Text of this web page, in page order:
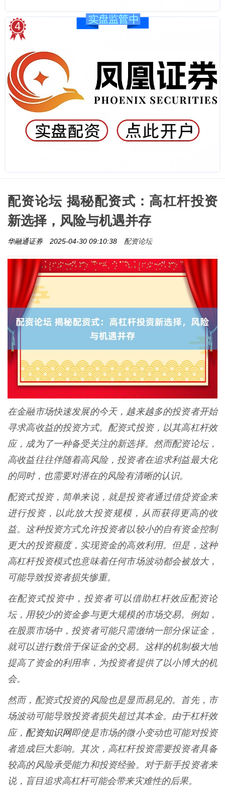
配资论坛 揭秘配资式：高杠杆投资
新选择，风险与机遇并存
华融通证券 2025-04-30 09:10:38 配资论坛
在金融市场快速发展的今天，越来越多的投资者开始
寻求高收益的投资方式。配资式投资，以其高杠杆效
应，成为了一种备受关注的新选择。然而配资论坛，
高收益往往伴随着高风险，投资者在追求利益最大化
的同时，也需要对潜在的风险有清晰的认识。
配资式投资，简单来说，就是投资者通过借贷资金来
进行投资，以此放大投资规模，从而获得更高的收
益。这种投资方式允许投资者以较小的自有资金控制
更大的投资额度，实现资金的高效利用。但是，这种
高杠杆投资模式也意味着任何市场波动都会被放大，
可能导致投资者损失惨重。
在配资式投资中，投资者可以借助杠杆效应配资论
坛，用较少的资金参与更大规模的市场交易。例如，
在股票市场中，投资者可能只需缴纳一部分保证金，
就可以进行数倍于保证金的交易。这样的机制极大地
提高了资金的利用率，为投资者提供了以小博大的机
会。
然而，配资式投资的风险也是显而易见的。首先，市
场波动可能导致投资者损失超过其本金。由于杠杆效
应， 配资知识网即使是市场的微小变动也可能对投资
者造成巨大影响。其次，高杠杆投资需要投资者具备
较高的风险承受能力和投资经验。对于新手投资者来
说，盲目追求高杠杆可能会带来灾难性的后果。